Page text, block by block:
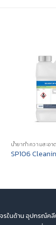
SP106
รในด้าน อุปกรณ์